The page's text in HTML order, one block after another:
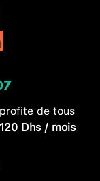
de tous
120 Dhs / mois